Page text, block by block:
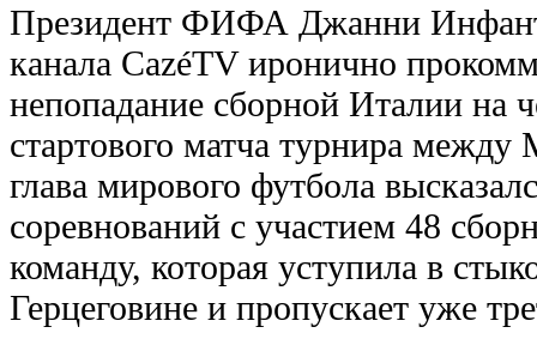
Президент ФИФА Джанни
канала CazéTV иронично
непопадание сборной Италии на
стартового матча турнира
глава мирового футбола
соревнований с участием 48
команду, которая уступила в
Герцеговине и пропускает уже